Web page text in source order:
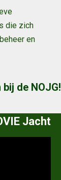
die zich
en
de NOJG!
Jacht